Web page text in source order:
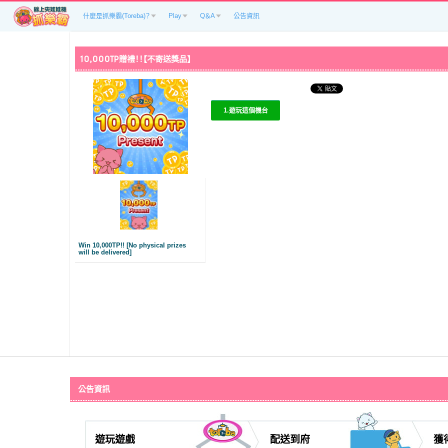
什麼是抓樂霸(Toreba)？ Play Q＆A 公告資訊
10,000TP贈禮！！【不寄送獎品】
1.遊玩這個機台
Win 10,000TP!! [No physical prizes
will be delivered]
公告資訊
遊玩遊戲 配送到府 獲